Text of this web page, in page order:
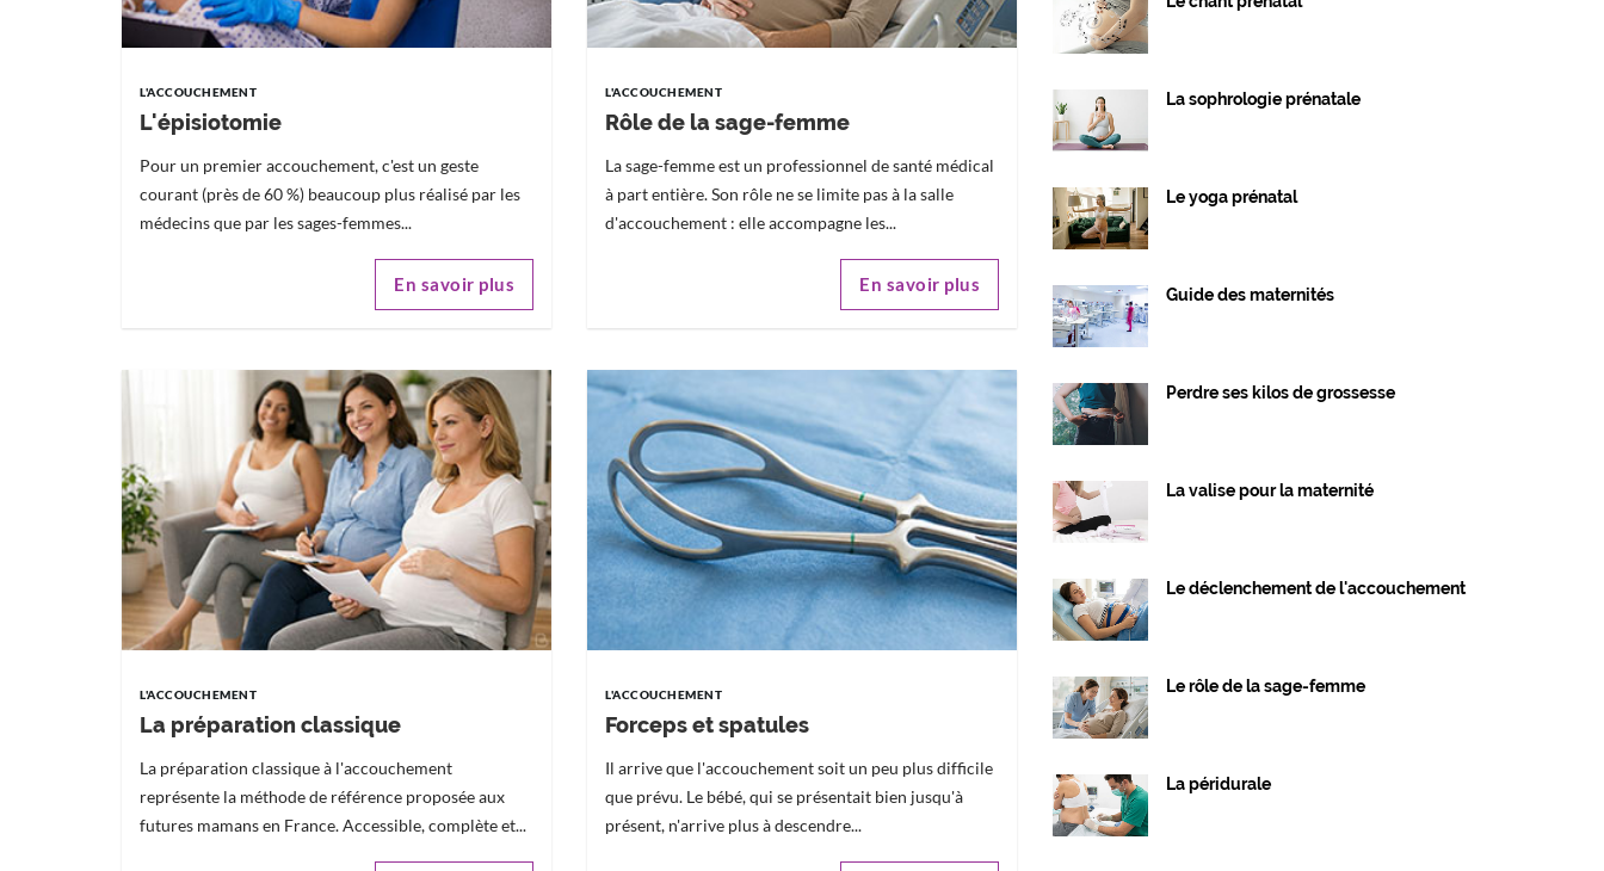
L'ACCOUCHEMENT
L'épisiotomie
Pour un premier accouchement, c'est un geste
courant (près de 60 %) beaucoup plus réalisé par les
médecins que par les sages-femmes...
En savoir plus
L'ACCOUCHEMENT
Rôle de la sage-femme
La sage-femme est un professionnel de santé médical
à part entière. Son rôle ne se limite pas à la salle
d'accouchement : elle accompagne les...
En savoir plus
L'ACCOUCHEMENT
La préparation classique
La préparation classique à l'accouchement
représente la méthode de référence proposée aux
futures mamans en France. Accessible, complète et...
L'ACCOUCHEMENT
Forceps et spatules
Il arrive que l'accouchement soit un peu plus difficile
que prévu. Le bébé, qui se présentait bien jusqu'à
présent, n'arrive plus à descendre...
La sophrologie prénatale
Le yoga prénatal
Guide des maternités
Perdre ses kilos de grossesse
La valise pour la maternité
Le déclenchement de l'accouchement
Le rôle de la sage-femme
La péridurale